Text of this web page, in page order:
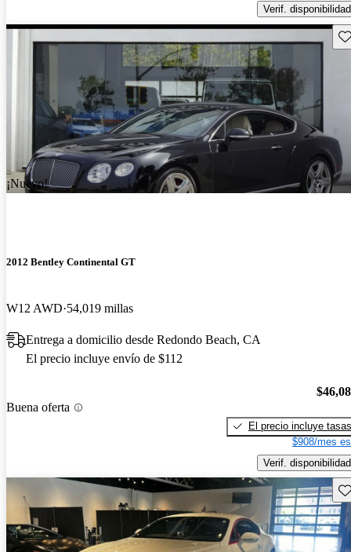
Verif. disponibilidad
¡Nuevo!
2012 Bentley Continental GT
W12 AWD 54,019 millas
Entrega a domicilio desde Redondo Beach, CA
El precio incluye envío de $112
Buena oferta
El precio incluye tasas
$908/mes
Verif. disponibilidad